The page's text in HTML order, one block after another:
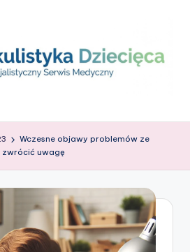
Wczesne objawy problemów ze
zwrócić uwagę